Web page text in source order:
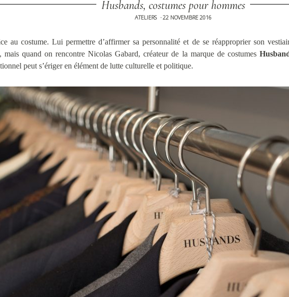
Husbands, costumes pour hommes
ATELIERS •22 NOVEMBRE 2016
au costume. Lui permettre d’affirmer sa personnalité et de se réapproprier son
mais quand on rencontre Nicolas Gabard, créateur de la marque de costumes
peut s’ériger en élément de lutte culturelle et politique.